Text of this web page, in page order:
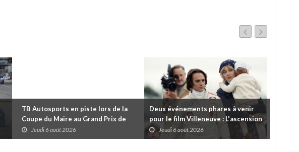
TB Autosports en piste lors de la
Coupe du Maire au Grand Prix de
Trois-Rivières
Jeudi 6 août 2026
Deux événements phares à venir
pour le film Villeneuve : L'ascension
d'une légende (+ vidéo)
Jeudi 6 août 2026